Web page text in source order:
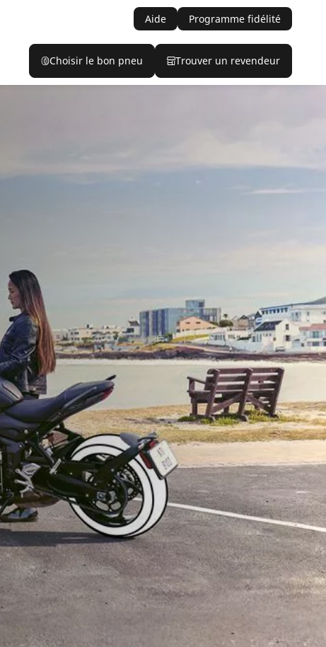
Aide Programme fidélité
Choisir le bon pneu Trouver un revendeur